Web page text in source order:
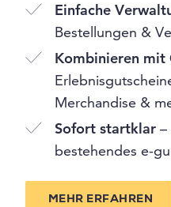
Einfache
Bestellungen &
Kombinieren mit
Merchandise &
Sofort startklar –
bestehendes e-
MEHR ERFAHREN